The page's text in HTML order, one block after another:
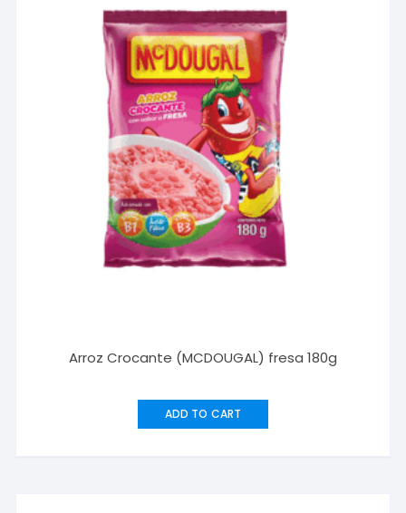
Arroz Crocante (MCDOUGAL) fresa 180g
ADD TO CART